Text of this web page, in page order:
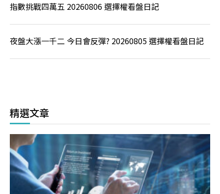
指數挑戰四萬五 20260806 選擇權看盤日記
夜盤大漲一千二 今日會反彈? 20260805 選擇權看盤日記
精選文章